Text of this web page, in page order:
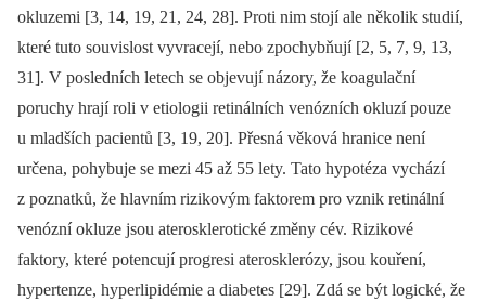
okluzemi [3, 14, 19, 21, 24, 28]. Proti nim stojí ale několik studií,
které tuto souvislost vyvracejí, nebo zpochybňují [2, 5, 7, 9, 13,
31]. V posledních letech se objevují názory, že koagulační
poruchy hrají roli v etiologii retinálních venózních okluzí pouze
u mladších pacientů [3, 19, 20]. Přesná věková hranice není
určena, pohybuje se mezi 45 až 55 lety. Tato hypotéza vychází
z poznatků, že hlavním rizikovým faktorem pro vznik retinální
venózní okluze jsou aterosklerotické změny cév. Rizikové
faktory, které potencují progresi aterosklerózy, jsou kouření,
hypertenze, hyperlipidémie a diabetes [29]. Zdá se být logické, že